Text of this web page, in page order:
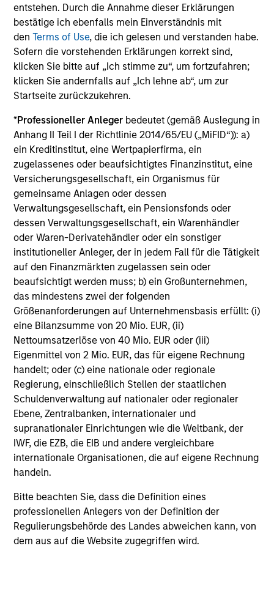
entstehen. Durch die Annahme dieser Erklärungen
bestätige ich ebenfalls mein Einverständnis mit
denTerms of Use, die ich gelesen und verstanden habe.
Sofern die vorstehenden Erklärungen korrekt sind,
klicken Sie bitte auf „Ich stimme zu“, um fortzufahren;
klicken Sie andernfalls auf „Ich lehne ab“, um zur
Startseite zurückzukehren.
*Professioneller Anleger bedeutet (gemäß Auslegung in
Anhang II Teil I der Richtlinie 2014/65/EU („MiFID“)): a)
ein Kreditinstitut, eine Wertpapierfirma, ein
zugelassenes oder beaufsichtigtes Finanzinstitut, eine
Versicherungsgesellschaft, ein Organismus für
gemeinsame Anlagen oder dessen
Verwaltungsgesellschaft, ein Pensionsfonds oder
dessen Verwaltungsgesellschaft, ein Warenhändler
oder Waren-Derivatehändler oder ein sonstiger
institutioneller Anleger, der in jedem Fall für die Tätigkeit
auf den Finanzmärkten zugelassen sein oder
beaufsichtigt werden muss; b) ein Großunternehmen,
das mindestens zwei der folgenden
Größenanforderungen auf Unternehmensbasis erfüllt: (i)
eine Bilanzsumme von 20 Mio. EUR, (ii)
Nettoumsatzerlöse von 40 Mio. EUR oder (iii)
Eigenmittel von 2 Mio. EUR, das für eigene Rechnung
handelt; oder (c) eine nationale oder regionale
Regierung, einschließlich Stellen der staatlichen
Schuldenverwaltung auf nationaler oder regionaler
Ebene, Zentralbanken, internationaler und
supranationaler Einrichtungen wie die Weltbank, der
IWF, die EZB, die EIB und andere vergleichbare
internationale Organisationen, die auf eigene Rechnung
handeln.
Bitte beachten Sie, dass die Definition eines
professionellen Anlegers von der Definition der
Regulierungsbehörde des Landes abweichen kann, von
dem aus auf die Website zugegriffen wird.
Mark van der Zwan
Chief Investment Officer and Head of
the AIP Hedge Fund Team
Unsere Hedgefonds
Teams
Unsere spezialisierten Teams werden von
langjährigen Investoren geleitet. Wir setzen auf
disziplinierte Verfahren und streben danach, starke
langfristige Anlageergebnisse zu erzielen.
AIP Hedge Fund Team
The AIP Hedge Fund team delivers a broad
range of portfolio solutions to a global client
base. Their strategies include custom hedge
fund portfolios and broadly diversified,
opportunistic and strategy-specific funds.
Managed Futures Team
broad platform of managed futures
portfolio solutions for investors. Our
team emphasizes both high-touch